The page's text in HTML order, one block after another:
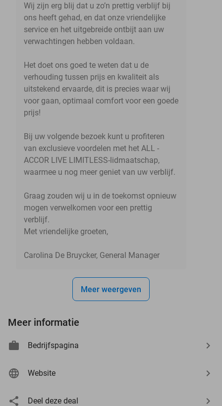
Wij zijn erg blij dat u zo’n prettig verblijf bij
ons heeft gehad, en dat onze vriendelijke
service en het uitgebreide ontbijt aan uw
verwachtingen hebben voldaan.
Het doet ons goed te weten dat u de
verhouding tussen prijs en kwaliteit als
uitstekend ervaarde, dit is precies waar wij
voor gaan, optimaal comfort voor een goede
prijs!
Bij uw volgende bezoek kunt u profiteren
van exclusieve voordelen met het ALL -
ACCOR LIVE LIMITLESS-lidmaatschap,
waarmee u nog meer geniet van uw verblijf.
Graag zouden wij u in de toekomst opnieuw
mogen verwelkomen voor een prettig
verblijf.
Met vriendelijke groeten,
Carolina De Bruycker, General Manager
Meer weergeven
Meer informatie
Bedrijfspagina
Website
Deel deze deal